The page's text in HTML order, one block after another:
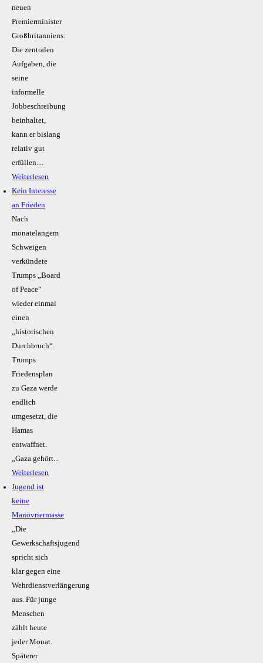
neuen
Premierminister
Großbritanniens:
Die zentralen
Aufgaben, die
seine
informelle
Jobbeschreibung
beinhaltet,
kann er bislang
relativ gut
erfüllen....
Weiterlesen
Kein Inte­resse
an Frieden
Nach
monatelangem
Schweigen
verkündete
Trumps „Board
of Peace“
wieder einmal
einen
„historischen
Durchbruch“.
Trumps
Friedensplan
zu Gaza werde
endlich
umgesetzt, die
Hamas
entwaffnet.
„Gaza gehört...
Weiterlesen
Jugend ist
keine
Manövriermasse
„Die
Gewerkschaftsjugend
spricht sich
klar gegen eine
Wehrdienstverlängerung
aus. Für junge
Menschen
zählt heute
jeder Monat.
Späterer